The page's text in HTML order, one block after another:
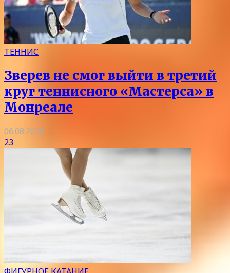
ТЕННИС
Зверев не смог выйти в третий
круг теннисного «Мастерса» в
Монреале
06.08.2026
23